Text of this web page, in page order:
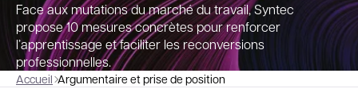
Face aux mutations du marché du travail, Syntec
propose 10 mesures concrètes pour renforcer
l’apprentissage et faciliter les reconversions
professionnelles.
Accueil Argumentaire et prise de position